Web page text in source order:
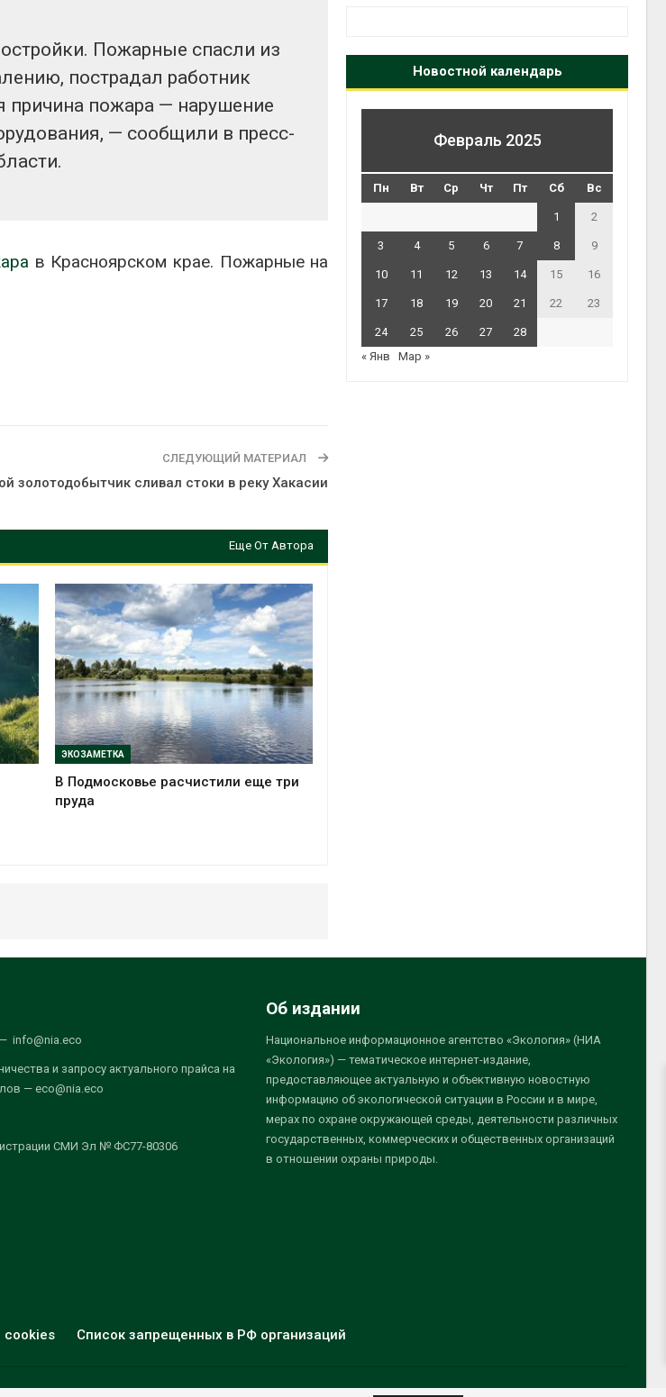
Пожарные спасли из
пострадал работник
причина пожара — нарушение
—‬ сообщили в пресс-
в Красноярском крае. Пожарные на
СЛЕДУЮЩИЙ МАТЕРИАЛ
золотодобытчик сливал стоки в реку Хакасии
Еще От Автора
ЭКОЗАМЕТКА
В Подмосковье расчистили еще три
пруда
Новостной календарь
Февраль 2025
Пн Вт Ср Чт Пт Сб Вс
1 2
3 4 5 6 7 8 9
10 11 12 13 14 15 16
17 18 19 20 21 22 23
24 25 26 27
28
« Янв
Мар »
info@nia.eco
и запросу актуального прайса на
— eco@nia.eco
СМИ Эл № ФС77-80306
Об издании
Национальное информационное агентство «Экология» (НИА
«Экология») — тематическое интернет-издание,
предоставляющее актуальную и объективную новостную
информацию об экологической ситуации в России и в мире,
мерах по охране окружающей среды, деятельности различных
государственных, коммерческих и общественных организаций
в отношении охраны природы.
cookies Список запрещенных в РФ организаций